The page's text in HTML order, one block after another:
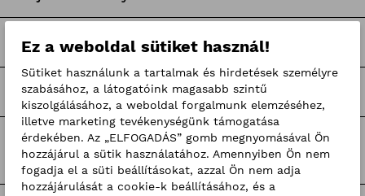
Pályaorientációs programok
Hír-mix
BKIK hírek
Ez a weboldal sütiket használ!
Sütiket használunk a tartalmak és hirdetések személyre
szabásához, a látogatóink magasabb szintű
kiszolgálásához, a weboldal forgalmunk elemzéséhez,
illetve marketing tevékenységünk támogatása
érdekében. Az „ELFOGADÁS” gomb megnyomásával Ön
hozzájárul a sütik használatához. Amennyiben Ön nem
fogadja el a süti beállításokat, azzal Ön nem adja
hozzájárulását a cookie-k beállításához, és a